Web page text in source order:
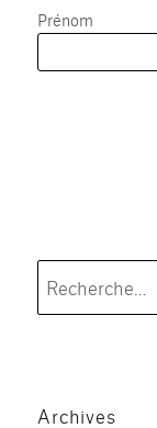
Prénom
Archives